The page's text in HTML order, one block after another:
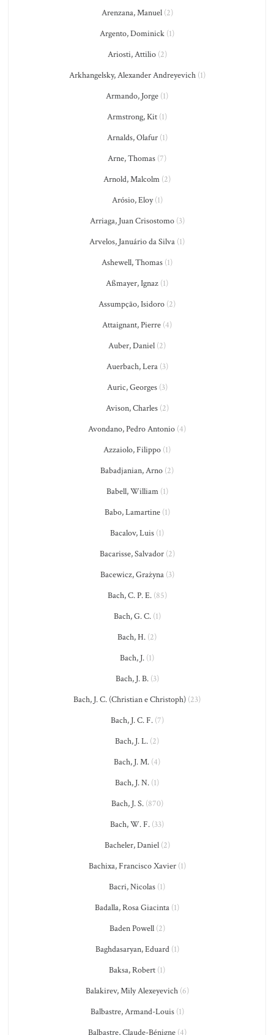
Arenzana, Manuel(2)
Argento, Dominick (1)
Ariosti, Attilio(2)
Arkhangelsky, Alexander Andreyevich(1)
Armando, Jorge (1)
Armstrong, Kit (1)
Arnalds, Olafur(1)
Arne, Thomas (7)
Arnold, Malcolm (2)
Arósio, Eloy(1)
Arriaga, Juan Crisostomo(3)
Arvelos, Januário da Silva (1)
Ashewell, Thomas (1)
Aßmayer, Ignaz (1)
Assumpção, Isidoro (2)
Attaignant, Pierre (4)
Auber, Daniel (2)
Auerbach, Lera(3)
Auric, Georges(3)
Avison, Charles(2)
Avondano, Pedro Antonio (4)
Azzaiolo, Filippo (1)
Babadjanian, Arno (2)
Babell, William(1)
Babo, Lamartine(1)
Bacalov, Luis (1)
Bacarisse, Salvador(2)
Bacewicz, Grażyna(3)
Bach, C. P. E.(85)
Bach, G. C.(1)
Bach, H. (2)
Bach, J. (1)
Bach, J. B.(3)
Bach, J. C. (Christian e Christoph) (23)
Bach, J. C. F.(7)
Bach, J. L. (2)
Bach, J. M. (4)
Bach, J. N. (1)
Bach, J. S.(870)
Bach, W. F. (33)
Bacheler, Daniel(2)
Bachixa, Francisco Xavier(1)
Bacri, Nicolas (1)
Badalla, Rosa Giacinta (1)
Baden Powell(2)
Baghdasaryan, Eduard(1)
Baksa, Robert (1)
Balakirev, Mily Alexeyevich(6)
Balbastre, Armand-Louis(1)
Balbastre, Claude-Bénigne(4)